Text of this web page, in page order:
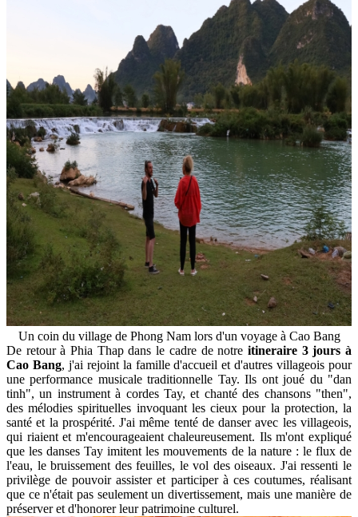
Un coin du village de Phong Nam lors d'un voyage à Cao Bang
De retour à Phia Thap dans le cadre de notre itineraire 3 jours à
Cao Bang, j'ai rejoint la famille d'accueil et d'autres villageois pour
une performance musicale traditionnelle Tay. Ils ont joué du "dan
tinh", un instrument à cordes Tay, et chanté des chansons "then",
des mélodies spirituelles invoquant les cieux pour la protection, la
santé et la prospérité. J'ai même tenté de danser avec les villageois,
qui riaient et m'encourageaient chaleureusement. Ils m'ont expliqué
que les danses Tay imitent les mouvements de la nature : le flux de
l'eau, le bruissement des feuilles, le vol des oiseaux. J'ai ressenti le
privilège de pouvoir assister et participer à ces coutumes, réalisant
que ce n'était pas seulement un divertissement, mais une manière de
préserver et d'honorer leur patrimoine culturel.